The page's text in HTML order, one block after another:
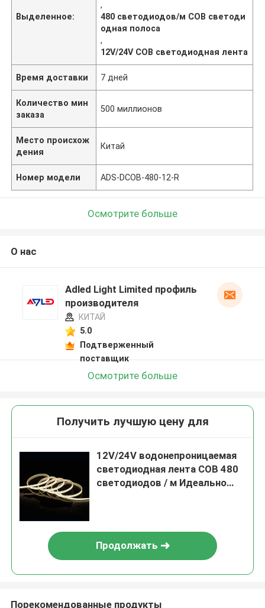
Выделенное:
,
480 светодиодов/м COB светоди
одная полоса
,
12V/24V COB светодиодная лента
Время доставки 7 дней
Количество мин
заказа
500 миллионов
Место происхож
дения
Китай
Номер модели ADS-DCOB-480-12-R
Осмотрите больше
О нас
Adled Light Limited профиль
производителя
КИТАЙ
5.0
Подтверженный
поставщик
Осмотрите больше
Получить лучшую цену для
12V/24V водонепроницаемая
светодиодная лента COB 480
светодиодов / м Идеально
Продолжать
Порекомендованные продукты